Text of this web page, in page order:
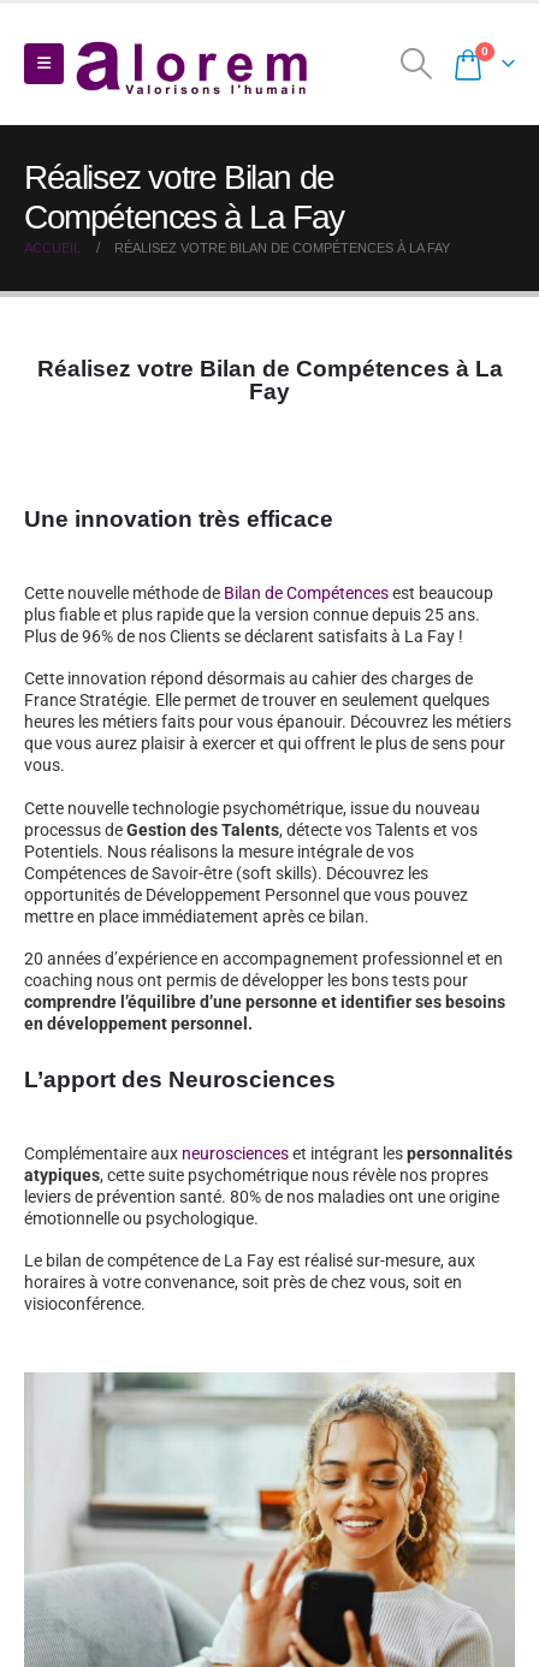
0
Réalisez votre Bilan de
Compétences à La Fay
ACCUEIL RÉALISEZ VOTRE BILAN DE COMPÉTENCES À LA FAY
Réalisez votre Bilan de Compétences à La
Fay
Une innovation très efficace
Cette nouvelle méthode de Bilan de Compétencesest beaucoup
plus fiable et plus rapide que la version connue depuis 25 ans.
Plus de 96% de nos Clients se déclarent satisfaits à La Fay !
Cette innovation répond désormais au cahier des charges de
France Stratégie. Elle permet de trouver en seulement quelques
heures les métiers faits pour vous épanouir. Découvrez les métiers
que vous aurez plaisir à exercer et qui offrent le plus de sens pour
vous.
Cette nouvelle technologie psychométrique, issue du nouveau
processus deGestion des Talents, détecte vos Talents et vos
Potentiels. Nous réalisons la mesure intégrale de vos
Compétences de Savoir-être (soft skills). Découvrez les
opportunités de Développement Personnel que vous pouvez
mettre en place immédiatement après ce bilan.
20 années d’expérience en accompagnement professionnel et en
coaching nous ont permis de développer les bons tests pour
comprendre l’équilibre d’une personne et identifier ses besoins
en développement personnel.
L’apport des Neurosciences
Complémentaire aux neuroscienceset intégrant lespersonnalités
atypiques, cette suite psychométrique nous révèle nos propres
leviers de prévention santé. 80% de nos maladies ont une origine
émotionnelle ou psychologique.
Le bilan de compétence de La Fay est réalisé sur-mesure, aux
horaires à votre convenance, soit près de chez vous, soit en
visioconférence.